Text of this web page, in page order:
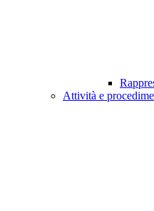
Attività e